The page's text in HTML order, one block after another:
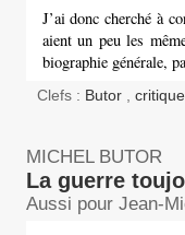
J’ai donc cherché à
aient un peu les
biographie générale,
Clefs : Butor
MICHEL BUTOR
La guerre
Aussi pour Jean-